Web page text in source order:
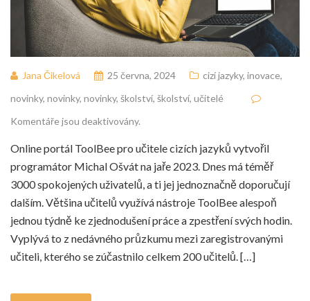
Jana Čikelová 25 června, 2024 cizí jazyky, inovace,
novinky, novinky, novinky, školství, školství, učitelé
Komentáře jsou deaktivovány.
Online portál ToolBee pro učitele cizích jazyků vytvořil
programátor Michal Ošvát na jaře 2023. Dnes má téměř
3000 spokojených uživatelů, a ti jej jednoznačně doporučují
dalším. Většina učitelů využívá nástroje ToolBee alespoň
jednou týdně ke zjednodušení práce a zpestření svých hodin.
Vyplývá to z nedávného průzkumu mezi zaregistrovanými
učiteli, kterého se zúčastnilo celkem 200 učitelů. […]